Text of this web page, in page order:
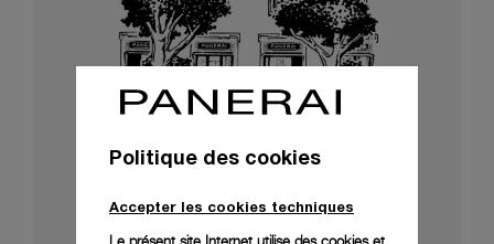
Politique des cookies
Accepter les cookies techniques
Le présent site Internet utilise des cookies et